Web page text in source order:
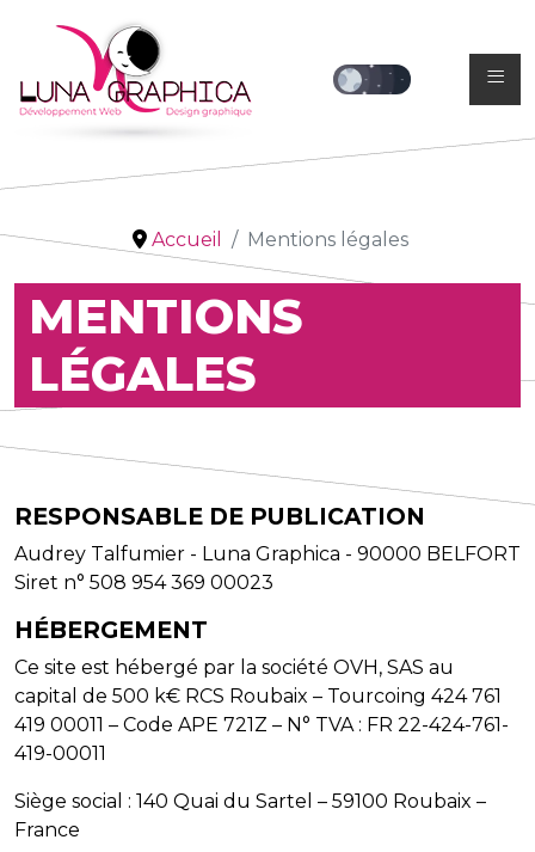
≡
Accueil Mentions légales
MENTIONS
LÉGALES
RESPONSABLE DE PUBLICATION
Audrey Talfumier - Luna Graphica - 90000 BELFORT
Siret n° 508 954 369 00023
HÉBERGEMENT
Ce site est hébergé par la société OVH, SAS au
capital de 500 k€ RCS Roubaix – Tourcoing 424 761
419 00011 – Code APE 721Z – N° TVA : FR 22-424-761-
419-00011
Siège social : 140 Quai du Sartel – 59100 Roubaix –
France